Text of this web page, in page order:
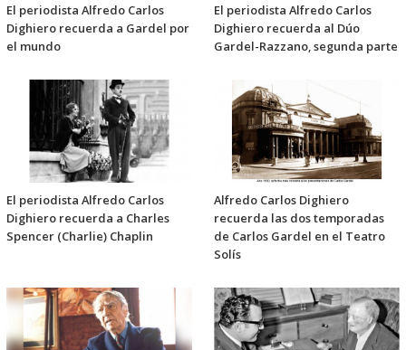
El periodista Alfredo Carlos
Dighiero recuerda a Gardel por
el mundo
El periodista Alfredo Carlos
Dighiero recuerda al Dúo
Gardel-Razzano, segunda parte
El periodista Alfredo Carlos
Dighiero recuerda a Charles
Spencer (Charlie) Chaplin
Alfredo Carlos Dighiero
recuerda las dos temporadas
de Carlos Gardel en el Teatro
Solís